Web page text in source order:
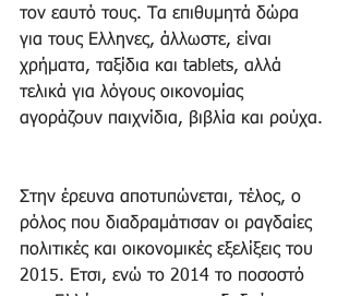
τον εαυτό τους. Τα επιθυμητά δώρα
για τους Ελληνες, άλλωστε, είναι
χρήματα, ταξίδια και tablets, αλλά
τελικά για λόγους οικονομίας
αγοράζουν παιχνίδια, βιβλία και ρούχα.
Στην έρευνα αποτυπώνεται, τέλος, ο
ρόλος που διαδραμάτισαν οι ραγδαίες
πολιτικές και οικονομικές εξελίξεις του
2015. Ετσι, ενώ το 2014 το ποσοστό